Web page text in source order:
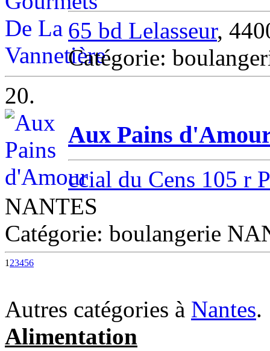
65 bd Lelasseur,
Catégorie:
20.
Aux Pains
ccial du Cens 105 r
NANTES
Catégorie: boulangerie
123456
Autres catégories à Nantes.
Alimentation